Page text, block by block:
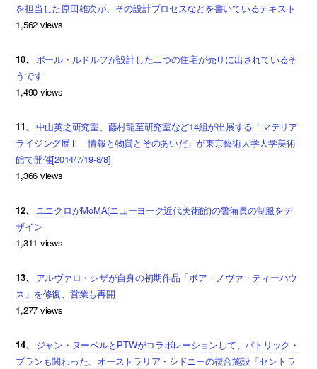
を担当した原田雄次が、その設計プロセスなどを書いているテキスト
1,562 views
10、 ポール・ルドルフが設計した二つの住宅が売りに出されているそ
うです
1,490 views
11、 中山英之研究室、藤村龍至研究室など14組が出展する「マテリア
ライジング展Ⅱ 情報と物質とそのあいだ」が東京藝術大学大学美術
館で開催[2014/7/19-8/8]
1,366 views
12、 ユニクロがMoMA(ニューヨーク近代美術館)の警備員の制服をデ
ザイン
1,311 views
13、
アルヴァロ・シザが自身の初期作品「ボア・ノヴァ・ティーハウ
ス」を修復、営業も再開
1,277 views
14、
ジャン・ヌーベルとPTWがコラボレーションして、パトリック・
ブランも関わった、オーストラリア・シドニーの複合施設「セントラ